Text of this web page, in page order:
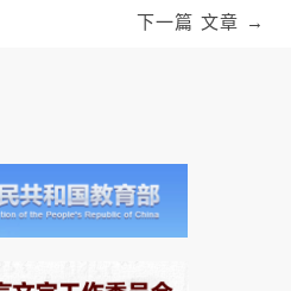
下一篇 文章 →